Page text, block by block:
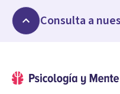
Consulta a